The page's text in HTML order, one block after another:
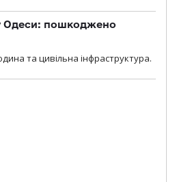
Одеси: пошкоджено
та цивільна інфраструктура.